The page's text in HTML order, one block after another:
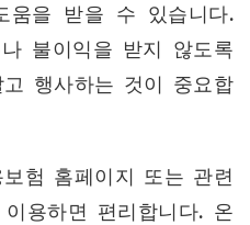
움을 받을 수 있습니다.
불이익을 받지 않도록
행사하는 것이 중요합
험 홈페이지 또는 관련
용하면 편리합니다. 온